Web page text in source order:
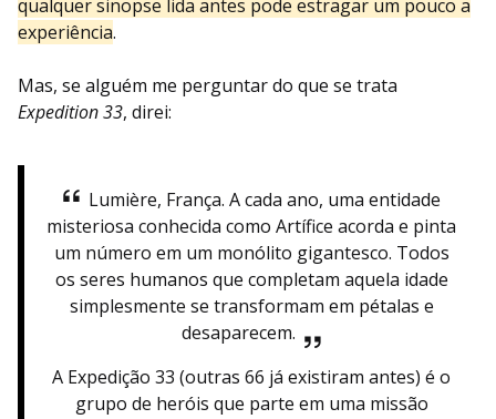
qualquer sinopse lida antes pode estragar um pouco a
experiência.
Mas, se alguém me perguntar do que se trata
Expedition 33, direi:
Lumière, França. A cada ano, uma entidade
misteriosa conhecida como Artífice acorda e pinta
um número em um monólito gigantesco. Todos
os seres humanos que completam aquela idade
simplesmente se transformam em pétalas e
desaparecem.
A Expedição 33 (outras 66 já existiram antes) é o
grupo de heróis que parte em uma missão